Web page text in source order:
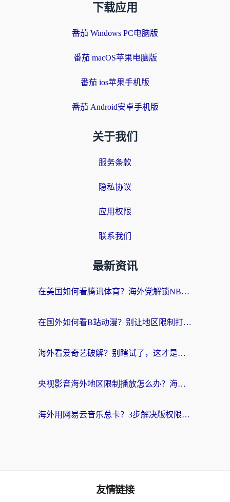
下载应用
番茄 Windows PC电脑版
番茄 macOS苹果电脑版
番茄 ios苹果手机版
番茄 Android安卓手机版
关于我们
服务条款
隐私协议
应用权限
联系我们
最新资讯
在美国如何看腾讯体育？海外党解锁NBA欧洲杯直播的终极攻略
在国外如何看B站动漫？别让地区限制打断你的追番节奏
海外看爱奇艺破解？别瞎试了，这才是留学生华人追剧看球的正确打开方式
央视影音海外地区限制播放怎么办？海外党亲测有效的回国加速指南
海外用网易云音乐总卡？3步解决版权限制+卡顿，还能听喜马拉雅！
友情链接